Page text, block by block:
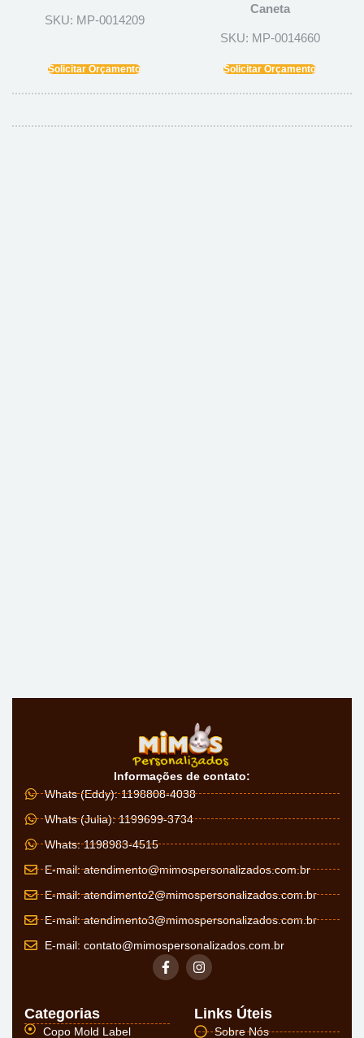
SKU: MP-0014209
Solicitar Orçamento
Caneta
SKU: MP-0014660
Solicitar Orçamento
Informações de contato:
Whats (Eddy): 1198808-4038
Whats (Julia): 1199699-3734
Whats: 1198983-4515
E-mail:atendimento@mimospersonalizados.com.br
E-mail:atendimento2@mimospersonalizados.com.br
E-mail:atendimento3@mimospersonalizados.com.br
E-mail: contato@mimospersonalizados.com.br
Categorias
Copo Mold Label
Links Úteis
Sobre Nós